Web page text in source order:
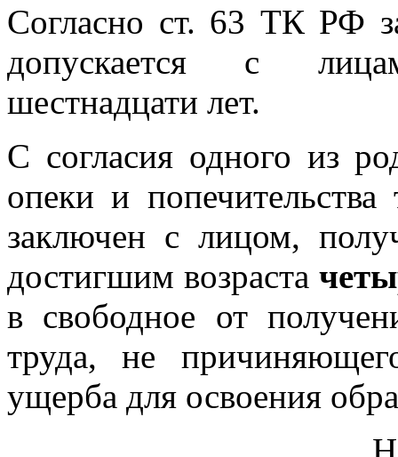
Согласно ст. 63 ТК РФ
допускается с
шестнадцати лет.
С согласия одного из
опеки и
заключен с лицом,
достигшим возраста
в свободное от
труда, не
ущерба для освоения